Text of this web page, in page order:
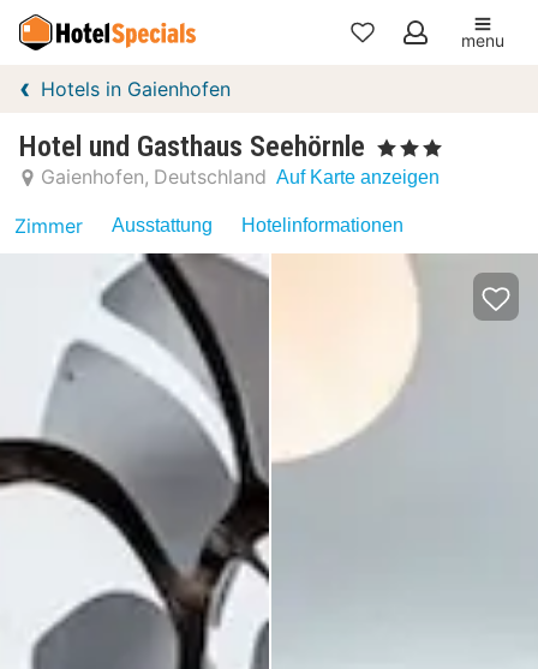
Meine
menu
Hotels in Gaienhofen
Hotel und Gasthaus Seehörnle , 3 Sterne
Gaienhofen Deutschland Auf Karte anzeigen
Zimmer Ausstattung Hotelinformationen